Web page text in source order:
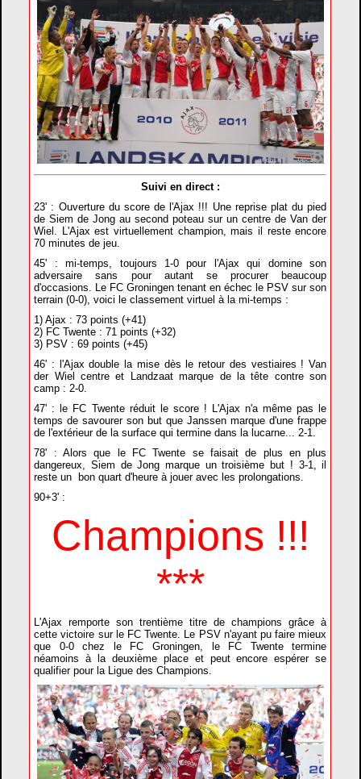
Suivi en direct :
23' : Ouverture du score de l'Ajax !!! Une reprise plat du pied
de Siem de Jong au second poteau sur un centre de Van der
Wiel. L'Ajax est virtuellement champion, mais il reste encore
70 minutes de jeu.
45' : mi-temps, toujours 1-0 pour l'Ajax qui domine son
adversaire sans pour autant se procurer beaucoup
d'occasions. Le FC Groningen tenant en échec le PSV sur son
terrain (0-0), voici le classement virtuel à la mi-temps :
1) Ajax : 73 points (+41)
2) FC Twente : 71 points (+32)
3) PSV : 69 points (+45)
46' : l'Ajax double la mise dès le retour des vestiaires ! Van
der Wiel centre et Landzaat marque de la tête contre son
camp : 2-0.
47' : le FC Twente réduit le score ! L'Ajax n'a même pas le
temps de savourer son but que Janssen marque d'une frappe
de l'extérieur de la surface qui termine dans la lucarne... 2-1.
78' : Alors que le FC Twente se faisait de plus en plus
dangereux, Siem de Jong marque un troisième but ! 3-1, il
reste un bon quart d'heure à jouer avec les prolongations.
90+3' :
Champions !!!
***
L'Ajax remporte son trentième titre de champions grâce à
cette victoire sur le FC Twente. Le PSV n'ayant pu faire mieux
que 0-0 chez le FC Groningen, le FC Twente termine
néamoins à la deuxième place et peut encore espérer se
qualifier pour la Ligue des Champions.